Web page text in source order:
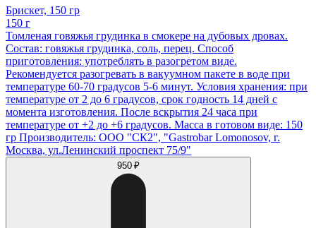
Брискет, 150 гр
150 г
Томленая говяжья грудинка в смокере на дубовых дровах.
Состав: говяжья грудинка, соль, перец. Способ
приготовления: употреблять в разогретом виде.
Рекомендуется разогревать в вакуумном пакете в воде при
температуре 60-70 градусов 5-6 минут. Условия хранения: при
температуре от 2 до 6 градусов, срок годность 14 дней с
момента изготовления. После вскрытия 24 часа при
температуре от +2 до +6 градусов. Масса в готовом виде: 150
гр Производитель: ООО "СК2", "Gastrobar Lomonosov, г.
Москва, ул.Ленинский проспект 75/9"
950 ₽